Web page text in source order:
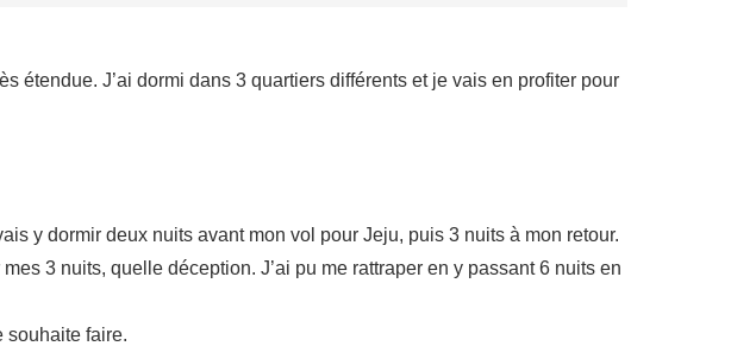
étendue. J’ai dormi dans 3 quartiers différents et je vais en profiter pour
y dormir deux nuits avant mon vol pour Jeju, puis 3 nuits à mon retour.
3 nuits, quelle déception. J’ai pu me rattraper en y passant 6 nuits en
souhaite faire.